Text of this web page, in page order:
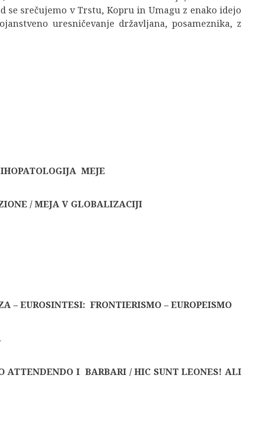
se srečujemo v Trstu, Kopru in Umagu z enako idejo
uresničevanje državljana, posameznika, z
MEJE
/ MEJA V GLOBALIZACIJI
– EUROSINTESI: FRONTIERISMO – EUROPEISMO
ATTENDENDO I BARBARI / HIC SUNT LEONES! ALI